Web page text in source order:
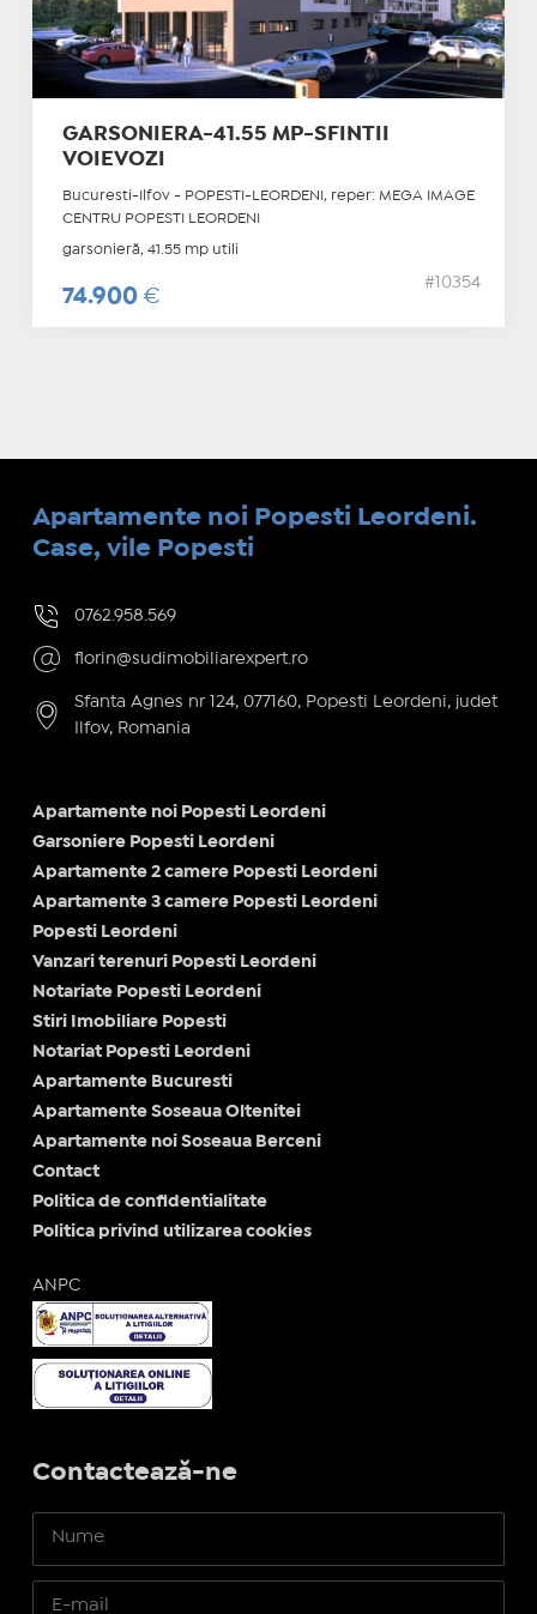
GARSONIERA-41.55 MP-SFINTII
VOIEVOZI
Bucuresti-Ilfov - POPESTI-LEORDENI, reper: MEGA IMAGE
CENTRU POPESTI LEORDENI
garsonieră, 41.55 mp utili
74.900 €
#10354
Apartamente noi Popesti Leordeni.
Case, vile Popesti
0762.958.569
florin@sudimobiliarexpert.ro
Sfanta Agnes nr 124, 077160, Popesti Leordeni, judet
Ilfov, Romania
Apartamente noi Popesti Leordeni
Garsoniere Popesti Leordeni
Apartamente 2 camere Popesti Leordeni
Apartamente 3 camere Popesti Leordeni
Popesti Leordeni
Vanzari terenuri Popesti Leordeni
Notariate Popesti Leordeni
Stiri Imobiliare Popesti
Notariat Popesti Leordeni
Apartamente Bucuresti
Apartamente Soseaua Oltenitei
Apartamente noi Soseaua Berceni
Contact
Politica de confidentialitate
Politica privind utilizarea cookies
ANPC
Contactează-ne